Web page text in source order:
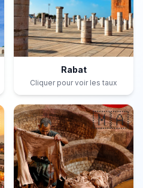
Rabat
Cliquer pour voir les taux
🇲🇦